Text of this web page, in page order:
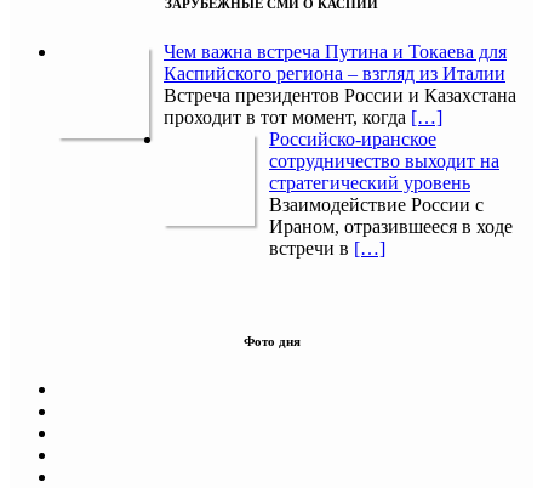
ЗАРУБЕЖНЫЕ СМИ О КАСПИИ
Чем важна встреча Путина и Токаева для
Каспийского региона – взгляд из Италии
Встреча президентов России и Казахстана
проходит в тот момент, когда […]
Российско-иранское
сотрудничество выходит на
стратегический уровень
Взаимодействие России с
Ираном, отразившееся в ходе
встречи в […]
Фото дня